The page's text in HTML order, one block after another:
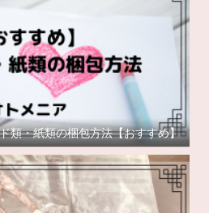
類・紙類の梱包方法【おすすめ】